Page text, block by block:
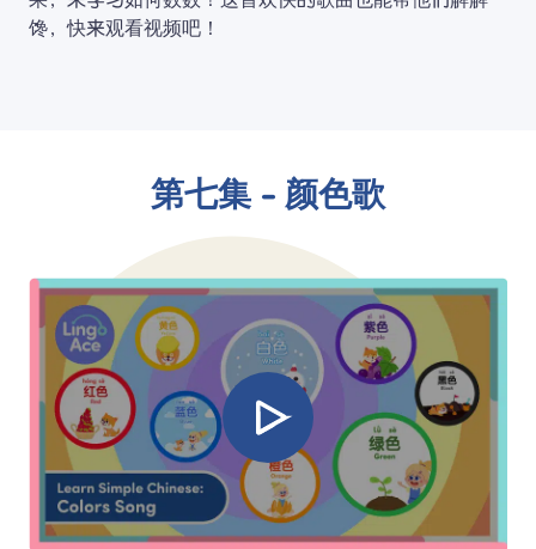
馋，快来观看视频吧！
第七集 - 颜色歌